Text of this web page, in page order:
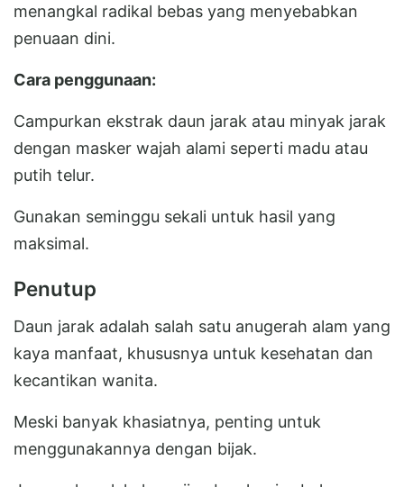
menangkal radikal bebas yang menyebabkan
penuaan dini.
Cara penggunaan:
Campurkan ekstrak daun jarak atau minyak jarak
dengan masker wajah alami seperti madu atau
putih telur.
Gunakan seminggu sekali untuk hasil yang
maksimal.
Penutup
Daun jarak adalah salah satu anugerah alam yang
kaya manfaat, khususnya untuk kesehatan dan
kecantikan wanita.
Meski banyak khasiatnya, penting untuk
menggunakannya dengan bijak.